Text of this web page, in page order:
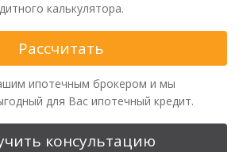
калькулятора.
Рассчитать
ипотечным брокером и мы
для Вас ипотечный кредит.
консультацию